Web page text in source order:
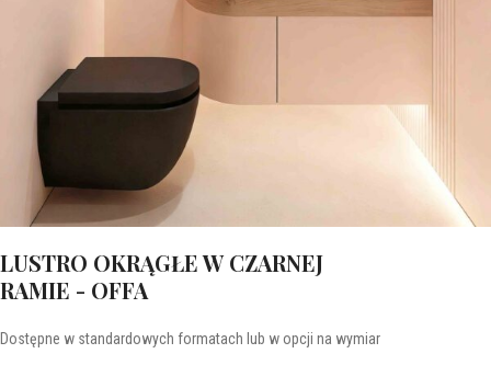
LUSTRO OKRĄGŁE W CZARNEJ
RAMIE - OFFA
Dostępne w standardowych formatach lub w opcji na wymiar